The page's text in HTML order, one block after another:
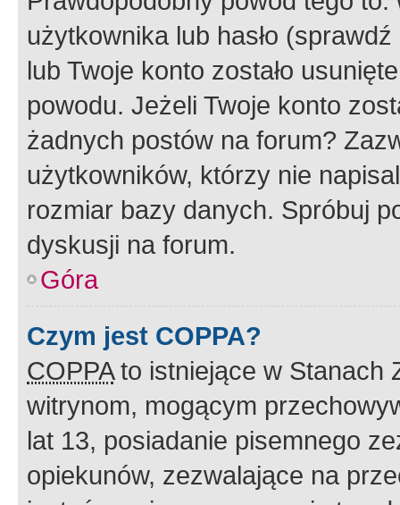
użytkownika lub hasło
lub Twoje konto zostało
powodu. Jeżeli Twoje konto
żadnych postów na forum?
użytkowników, którzy nie
rozmiar bazy danych. Spróbuj
dyskusji na forum.
Góra
Czym jest COPPA?
COPPAto istniejące w Stanach
witrynom, mogącym
lat 13, posiadanie pisemnego
opiekunów, zezwalające na